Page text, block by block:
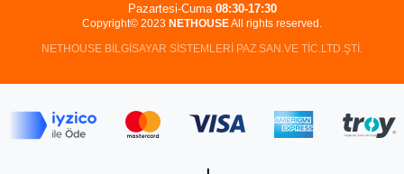
Copyright© 2023 NETHOUSEAll rights reserved.
NETHOUSE BİLGİSAYAR SİSTEMLERİ PAZ.SAN.VE TİC.LTD.ŞTİ.
Pazartesi-Cuma 08:30-17:30